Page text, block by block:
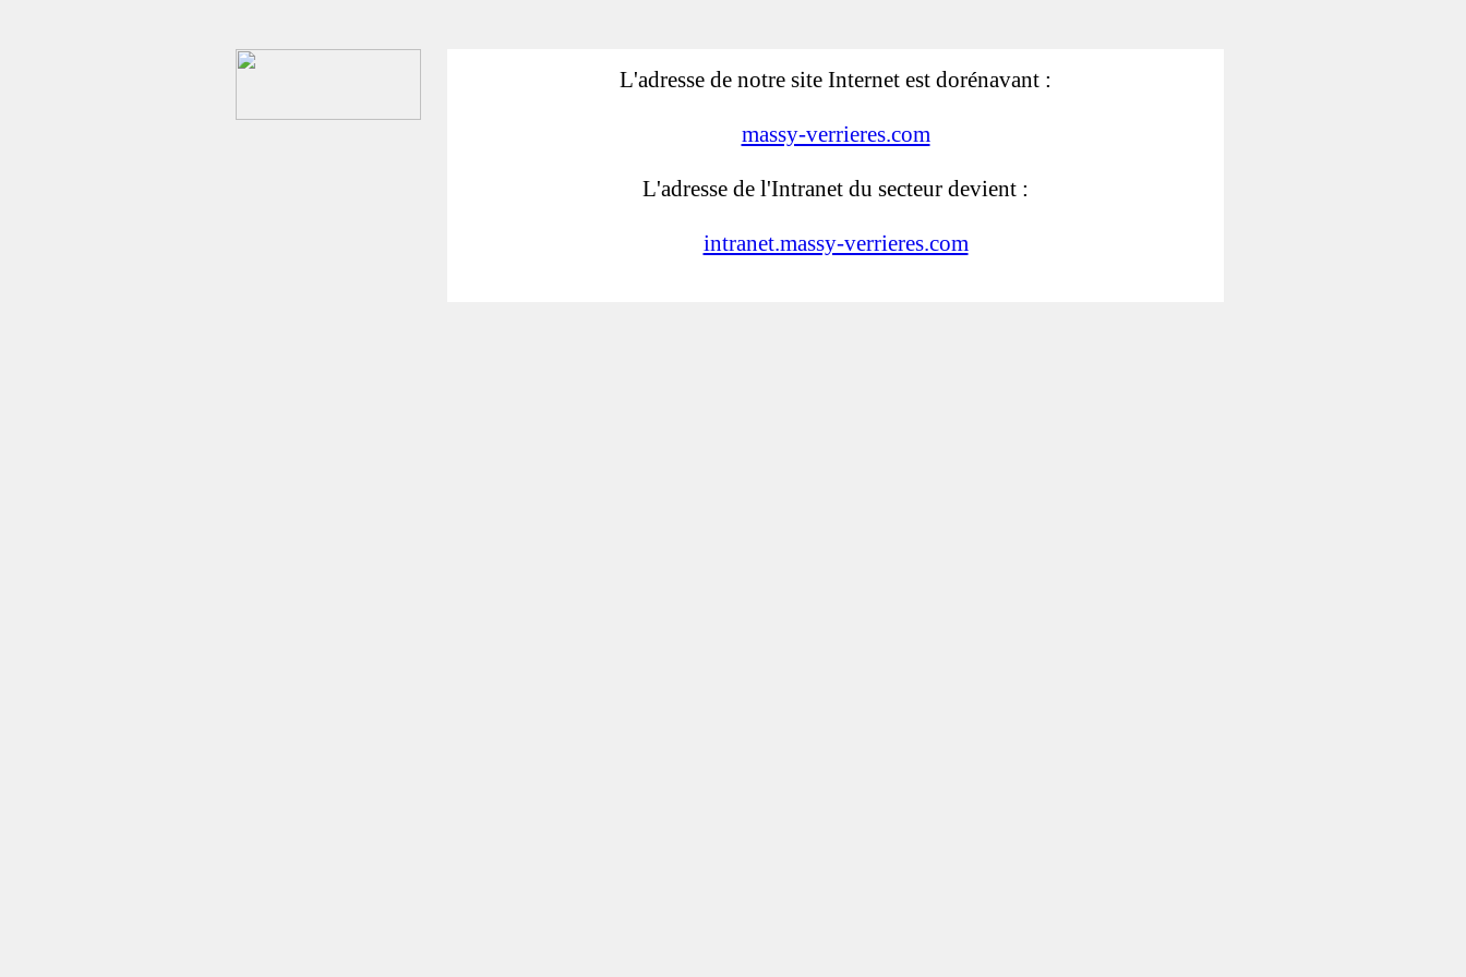
L'adresse de notre site Internet est dorénavant :
massy-verrieres.com
L'adresse de l'Intranet du secteur devient :
intranet.massy-verrieres.com